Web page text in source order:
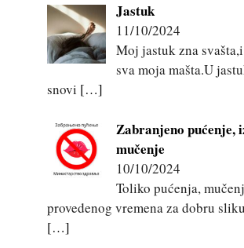
Jastuk
11/10/2024
Moj jastuk zna
sva moja mašta.U
snovi […]
Zabranjeno pućenje,
mučenje
10/10/2024
Toliko pućenja,
provedenog vremena za dobru
[…]